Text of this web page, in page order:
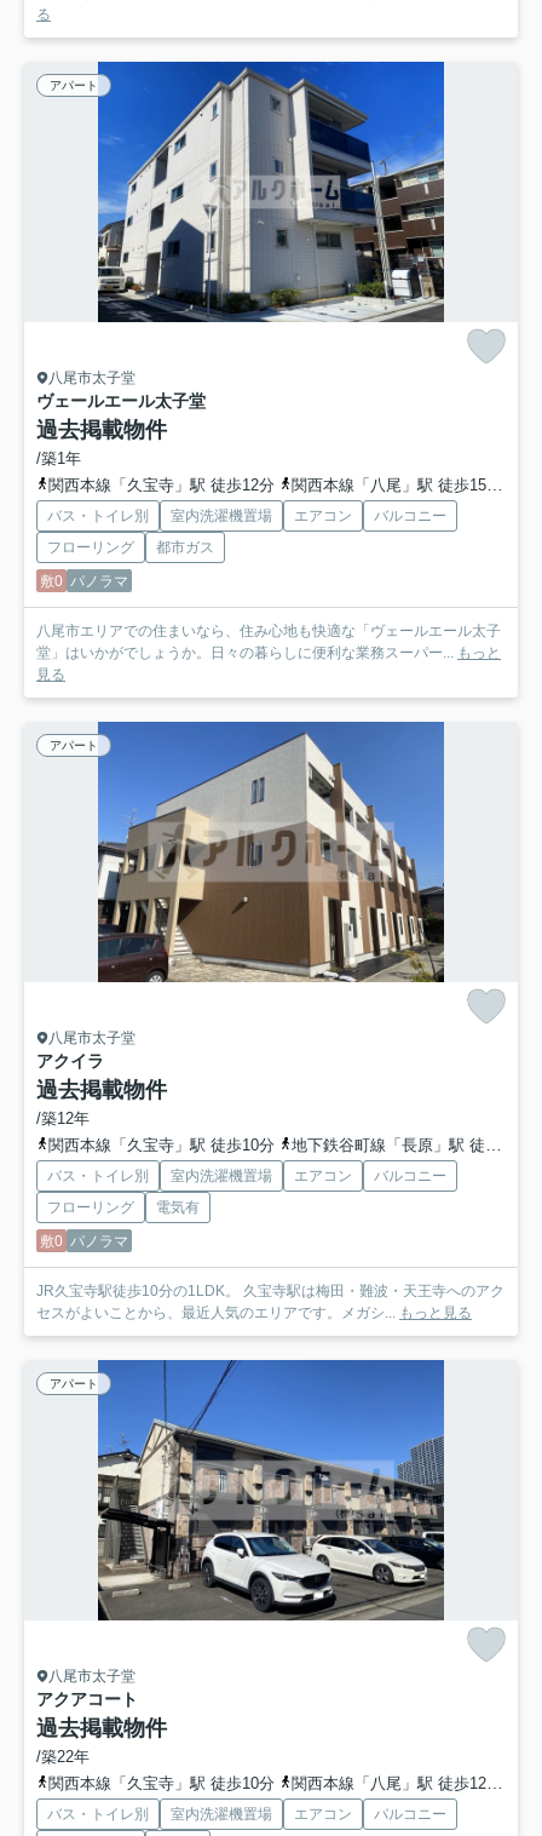
る
アパート
八尾市太子堂
ヴェールエール太子堂
過去掲載物件
/築1年
関西本線「久宝寺」駅 徒歩12分
関西本線「八尾」駅 徒歩15分
バス・トイレ別 室内洗濯機置場 エアコン
バルコニー
フローリング
都市ガス
敷0 パノラマ
八尾市エリアでの住まいなら、住み心地も快適な「ヴェールエール太子
堂」はいかがでしょうか。日々の暮らしに便利な業務スーパー... もっと
見る
アパート
八尾市太子堂
アクイラ
過去掲載物件
/築12年
関西本線「久宝寺」駅 徒歩10分
地下鉄谷町線「長原」駅 徒歩27分
バス・トイレ別 室内洗濯機置場 エアコン
バルコニー
フローリング
電気有
敷0 パノラマ
JR久宝寺駅徒歩10分の1LDK。 久宝寺駅は梅田・難波・天王寺へのアク
セスがよいことから、最近人気のエリアです。メガシ... もっと見る
アパート
八尾市太子堂
アクアコート
過去掲載物件
/築22年
関西本線「久宝寺」駅 徒歩10分
関西本線「八尾」駅 徒歩12分
バス・トイレ別 室内洗濯機置場 エアコン
バルコニー